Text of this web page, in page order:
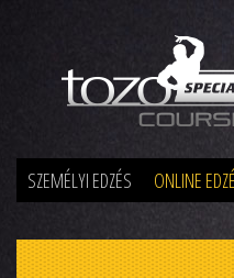
Special Training
SZEMÉLYI EDZÉS ONLINE